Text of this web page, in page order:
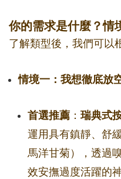
你的需求是什麼？情
了解類型後，我們可以
情境一：我想徹底放
首選推薦 ： 瑞典式
運用具有鎮靜、舒
馬洋甘菊），透過
效安撫過度活躍的